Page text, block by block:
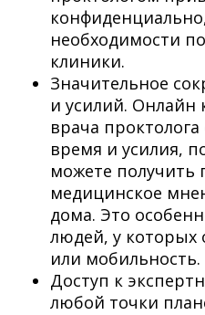
необходимости
клиники.
Значительное
и усилий. Онлайн
врача
время и усилия,
можете получить
медицинское
дома. Это
людей, у которых
или мобильность.
Доступ к
любой точки